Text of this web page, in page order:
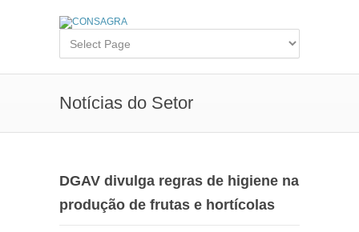
Notícias do Setor
DGAV divulga regras de higiene na
produção de frutas e hortícolas